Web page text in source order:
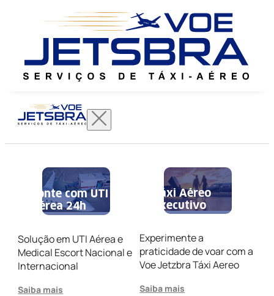
Conte com UTI
Aérea 24h
Solução em UTI Aérea e
Medical Escort Nacional e
Internacional
Saiba mais
Táxi Aéreo
Executivo
Experimente a
praticidade de voar com a
Voe Jetzbra Táxi Aereo
Saiba mais